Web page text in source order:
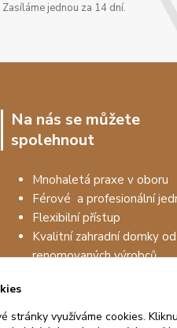
jednou za 14 dní.
Na nás se můžete
spolehnout
Mnohaletá praxe v oboru
Férové a profesionální
Flexibilní přístup
Kvalitní zahradní domky od
renomovaných výrobců
stránky využíváme cookies.